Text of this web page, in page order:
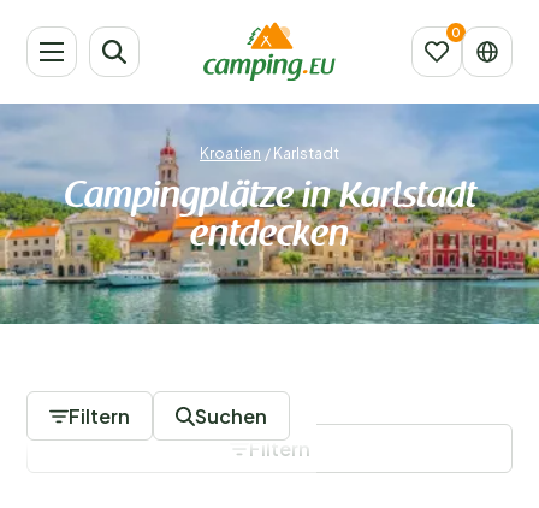
Kroatien /Karlstadt
Campingplätze in Karlstadt
entdecken
Filtern Suchen
Filtern